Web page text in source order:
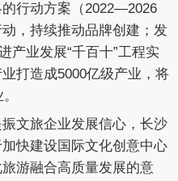
行动方案（2022—2026
，持续推动品牌创建；发
产业发展“千百十”工程实
打造成5000亿级产业，将
文旅企业发展信心，长沙
快建设国际文化创意中心
游融合高质量发展的意